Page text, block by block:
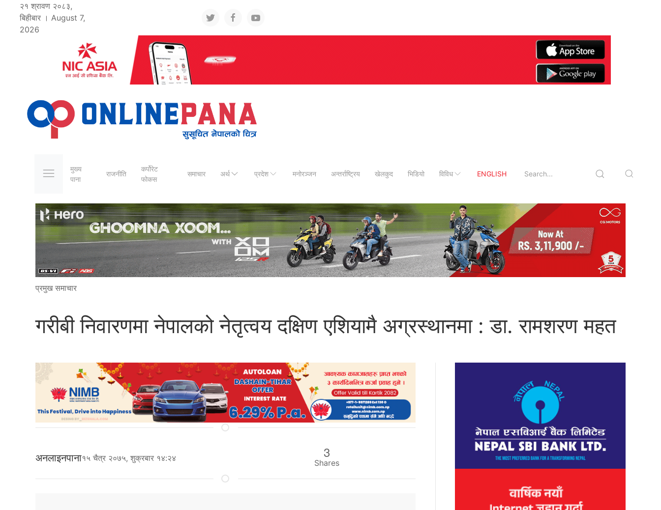
२१ श्रावण २०८३,
बिहीबार । August 7,
2026
मुख्य
पाना
राजनीति
कर्पोरेट
फोकस
समाचार अर्थ प्रदेश मनोरञ्जन अन्तर्राष्ट्रिय खेलकुद भिडियो विविध ENGLISH
प्रमुख समाचार
गरीबी निवारणमा नेपालको नेतृत्वय दक्षिण एशियामै अग्रस्थानमा : डा. रामशरण महत
अनलाइनपाना१५ चैत्र २०७५, शुक्रबार १४:२४ 3
Shares